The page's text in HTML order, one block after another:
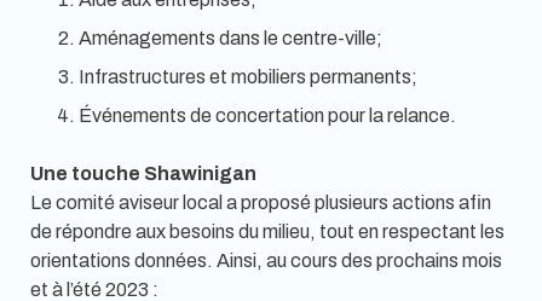
Aménagements dans le centre-ville;
Infrastructures et mobiliers permanents;
Événements de concertation pour la relance.
Une touche Shawinigan
Le comité aviseur local a proposé plusieurs actions afin
de répondre aux besoins du milieu, tout en respectant les
orientations données. Ainsi, au cours des prochains mois
et à l’été 2023 :